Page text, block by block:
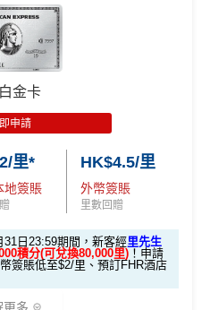
高達10倍積分獎賞
惠；購買指定寵物保險享7
免費享環亞機場貴賓室服務
友share！教學：
定要經里先生指定連結+輸入
」
card-apply
送7,000里數！
card-form
版》盲盒：
信用卡客戶**推廣期內成功
即可自動參加盲盒抽獎，並
證100%有獎！盲盒獎賞超
萬里數等你抽：
客
$2.
全新客
戶簽$8,
000*
R
$200 R
C
$1,
優惠懶人包 (邀請碼二
現金
選項 2：里數達人必選
M
O
X
金卡
申請
里*
地簽賬
HK$4.5/里
外幣簽賬
里數回贈
31日23:59期間，新客經里先生
積分(可兌換80,000里) ！申請
幣簽賬低至$2/里、預訂FHR酒店